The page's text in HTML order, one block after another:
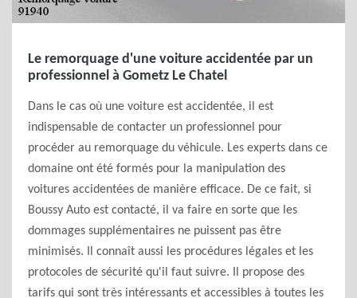
Le remorquage d'une voiture accidentée par un
professionnel à Gometz Le Chatel
Dans le cas où une voiture est accidentée, il est
indispensable de contacter un professionnel pour
procéder au remorquage du véhicule. Les experts dans ce
domaine ont été formés pour la manipulation des
voitures accidentées de manière efficace. De ce fait, si
Boussy Auto est contacté, il va faire en sorte que les
dommages supplémentaires ne puissent pas être
minimisés. Il connaît aussi les procédures légales et les
protocoles de sécurité qu'il faut suivre. Il propose des
tarifs qui sont très intéressants et accessibles à toutes les